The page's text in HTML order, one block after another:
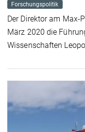
Forschungspolitik
Der Direktor am Max-
März 2020 die
Wissenschaften